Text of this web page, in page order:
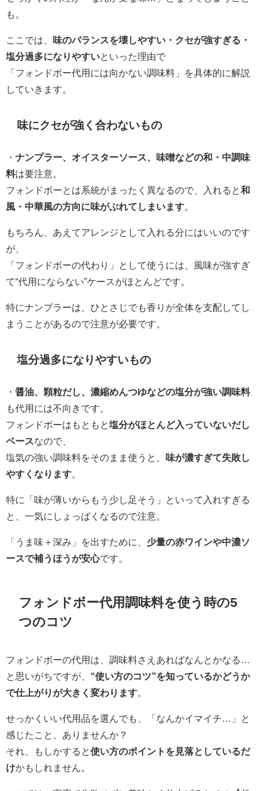
も。
ここでは、
味のバランスを壊しやすい・クセが強すぎる・
塩分過多になりやすいといった理由で
「フォンドボー代用には向かない調味料」を具体的に解説
していきます。
味にクセが強く合わないもの
・ ナンプラー、オイスターソース、味噌などの和・中調味
料は要注意。
フォンドボーとは系統がまったく異なるので、入れると和
風・中華風の方向に味がぶれてしまいます。
もちろん、あえてアレンジとして入れる分にはいいのです
が、
「フォンドボーの代わり」として使うには、風味が強すぎ
て“代用にならない”ケースがほとんどです。
特にナンプラーは、ひとさじでも香りが全体を支配してし
まうことがあるので注意が必要です。
塩分過多になりやすいもの
・ 醤油、顆粒だし、濃縮めんつゆなどの塩分が強い調味料
も代用には不向きです。
フォンドボーはもともと塩分がほとんど入っていないだし
ベースなので、
塩気の強い調味料をそのまま使うと、
味が濃すぎて失敗し
やすくなります。
特に「味が薄いからもう少し足そう」といって入れすぎる
と、一気にしょっぱくなるので注意。
「うま味＋深み」を出すために、 少量の赤ワインや中濃ソ
ースで補うほうが安心です。
フォンドボー代用調味料を使う時の5
つのコツ
フォンドボーの代用は、調味料さえあればなんとかなる…
と思いがちですが、 “使い方のコツ”を知っているかどうか
で仕上がりが大きく変わります
せっかくいい代用品を選んでも、「なんかイマイチ…」と
感じたこと、ありませんか？
それ、もしかすると使い方のポイントを見落としているだ
けかもしれません。